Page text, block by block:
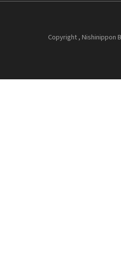
Copyright , Nishinippon